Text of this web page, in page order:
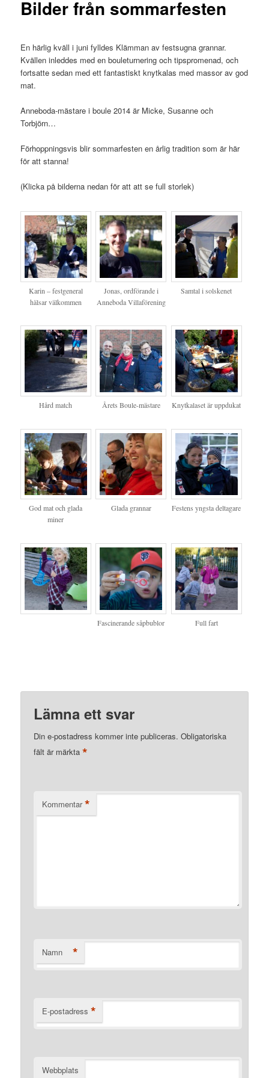
Bilder från sommarfesten
En härlig kväll i juni fylldes Klämman av festsugna grannar.
Kvällen inleddes med en bouleturnering och tipspromenad, och
fortsatte sedan med ett fantastiskt knytkalas med massor av god
mat.
Anneboda-mästare i boule 2014 är Micke, Susanne och
Torbjörn…
Förhoppningsvis blir sommarfesten en årlig tradition som är här
för att stanna!
(Klicka på bilderna nedan för att att se full storlek)
Karin – festgeneral
hälsar välkommen
Jonas, ordförande i
Anneboda Villaförening
Samtal i solskenet
Hård match Årets Boule-mästare Knytkalaset är uppdukat
God mat och glada
miner
Glada grannar Festens yngsta deltagare
Fascinerande såpbublor Full fart
Lämna ett svar
Din e-postadress kommer inte publiceras. Obligatoriska
fält är märkta*
Kommentar *
Namn *
E-postadress *
Webbplats